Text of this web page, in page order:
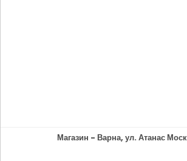
Магазин - Варна, ул. Атанас